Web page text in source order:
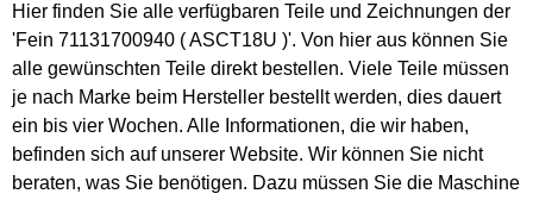
Hier finden Sie alle verfügbaren Teile und Zeichnungen der
'Fein 71131700940 ( ASCT18U )'. Von hier aus können Sie
alle gewünschten Teile direkt bestellen. Viele Teile müssen
je nach Marke beim Hersteller bestellt werden, dies dauert
ein bis vier Wochen. Alle Informationen, die wir haben,
befinden sich auf unserer Website. Wir können Sie nicht
beraten, was Sie benötigen. Dazu müssen Sie die Maschine